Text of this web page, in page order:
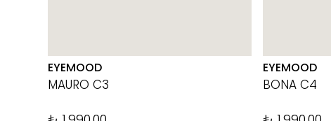
EYEMOOD
MAURO C3
EYEMOOD
BONA C4